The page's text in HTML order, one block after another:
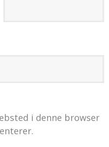
i denne browser